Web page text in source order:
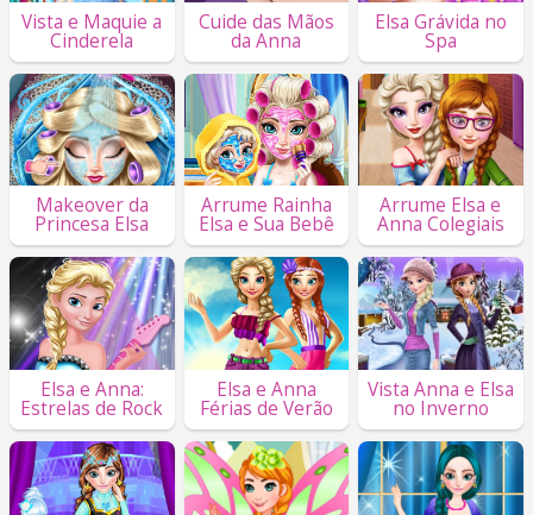
Vista e Maquie a
Cinderela
Cuide das Mãos
da Anna
Elsa Grávida no
Spa
Makeover da
Princesa Elsa
Arrume Rainha
Elsa e Sua Bebê
Arrume Elsa e
Anna Colegiais
Elsa e Anna:
Estrelas de Rock
Elsa e Anna
Férias de Verão
Vista Anna e Elsa
no Inverno